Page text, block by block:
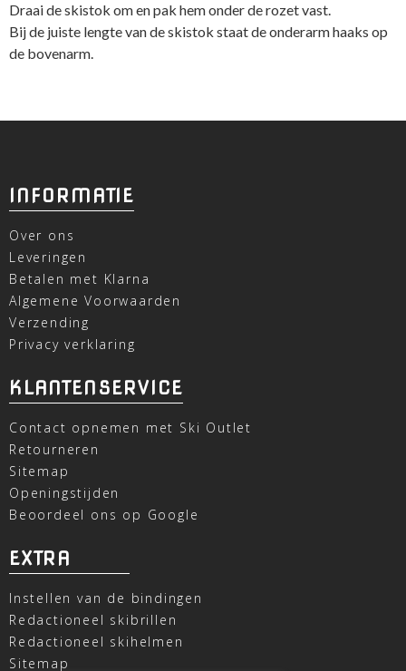
Draai de skistok om en pak hem onder de rozet vast.
Bij de juiste lengte van de skistok staat de onderarm haaks op
de bovenarm.
INFORMATIE
Over ons
Leveringen
Betalen met Klarna
Algemene Voorwaarden
Verzending
Privacy verklaring
KLANTENSERVICE
Contact opnemen met Ski Outlet
Retourneren
Sitemap
Openingstijden
Beoordeel ons op Google
EXTRA
Instellen van de bindingen
Redactioneel skibrillen
Redactioneel skihelmen
Sitemap